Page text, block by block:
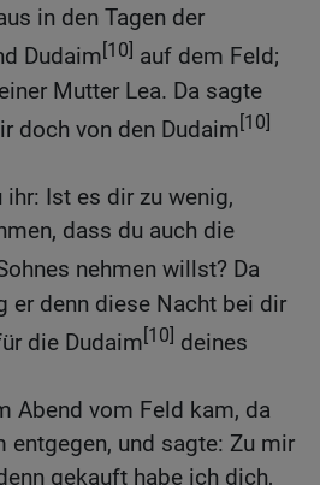
in den Tagen der
Dudaim[10] auf dem Feld;
Mutter Lea. Da sagte
doch von den Dudaim[10]
ihr: Ist es dir zu wenig,
dass du auch die
nehmen willst? Da
er denn diese Nacht bei dir
die Dudaim[10] deines
Abend vom Feld kam, da
entgegen, und sagte: Zu mir
gekauft habe ich dich,